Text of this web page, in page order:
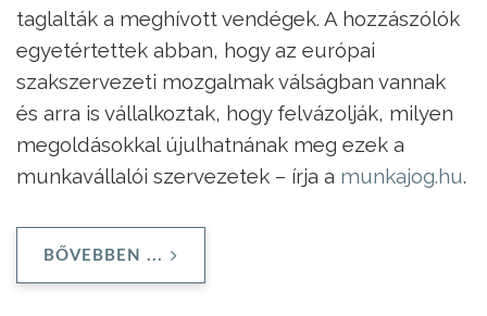
taglalták a meghívott vendégek. A hozzászólók
egyetértettek abban, hogy az európai
szakszervezeti mozgalmak válságban vannak
és arra is vállalkoztak, hogy felvázolják, milyen
megoldásokkal újulhatnának meg ezek a
munkavállalói szervezetek – írja a munkajog.hu.
BŐVEBBEN ...